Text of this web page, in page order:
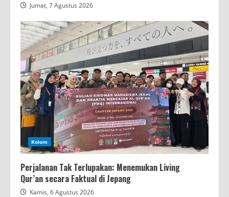
Jumat, 7 Agustus 2026
Kolom
Perjalanan Tak Terlupakan: Menemukan Living
Qur’an secara Faktual di Jepang
Kamis, 6 Agustus 2026